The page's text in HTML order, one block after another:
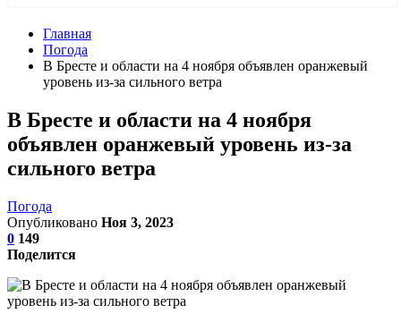
Главная
Погода
В Бресте и области на 4 ноября объявлен оранжевый
уровень из-за сильного ветра
В Бресте и области на 4 ноября
объявлен оранжевый уровень из-за
сильного ветра
Погода
Опубликовано Ноя 3, 2023
0 149
Поделится